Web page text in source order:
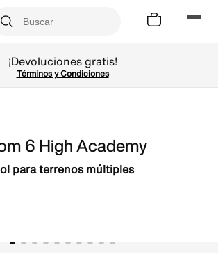
¡Devoluciones gratis!
Términos y Condiciones
6 High Academy
para terrenos múltiples